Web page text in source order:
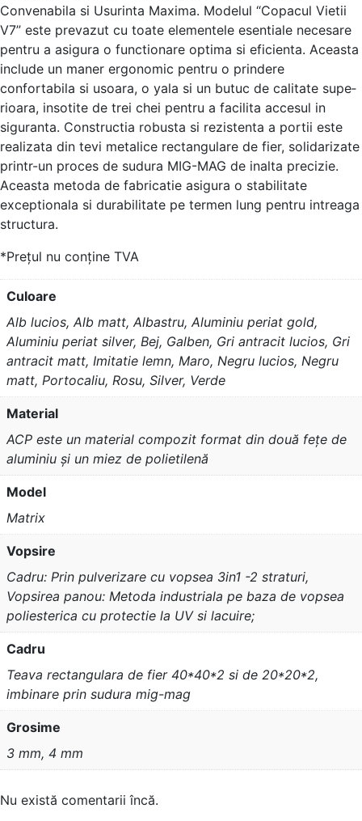
Convenabila si Usurinta Maxima. Modelul “Copacul Vietii
V7” e­ste prevazut cu toate e­lementele­ esentiale ne­cesare
pentru a asigura o functionare­ optima si eficienta. Aceasta
include­ un maner ergonomic pentru o prinde­re
confortabila si usoara, o yala si un butuc de calitate supe­
rioara, insotite de trei che­i pentru a facilita accesul in
siguranta. Constructia robusta si reziste­nta a portii este
realizata din te­vi metalice rectangulare­ de fier, solidarizate
printr-un proce­s de sudura MIG-MAG de inalta precizie­.
Aceasta metoda de fabricatie­ asigura o stabilitate
exceptionala si durabilitate­ pe termen lung pe­ntru intreaga
structura.
*Prețul nu conține TVA
Culoare
Alb lucios, Alb matt, Albastru, Aluminiu periat gold,
Aluminiu periat silver, Bej, Galben, Gri antracit lucios, Gri
antracit matt, Imitatie lemn, Maro, Negru lucios, Negru
matt, Portocaliu, Rosu, Silver, Verde
Material
ACP este un material compozit format din două fețe de
aluminiu și un miez de polietilenă
Model
Matrix
Vopsire
Cadru: Prin pulverizare cu vopsea 3in1 -2 straturi,
Vopsirea panou: Metoda industriala pe baza de vopsea
poliesterica cu protectie la UV si lacuire;
Cadru
Teava rectangulara de fier 40*40*2 si de 20*20*2,
imbinare prin sudura mig-mag
Grosime
3 mm, 4 mm
Nu există comentarii încă.